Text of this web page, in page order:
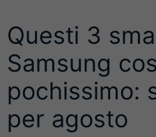
Questi 3
Samsung
pochissimo:
per agosto